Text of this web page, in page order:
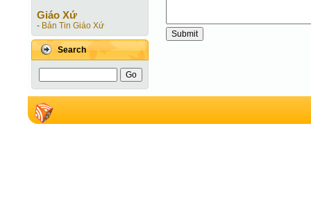
Giáo Xứ
- Bản Tin Giáo Xứ
Search